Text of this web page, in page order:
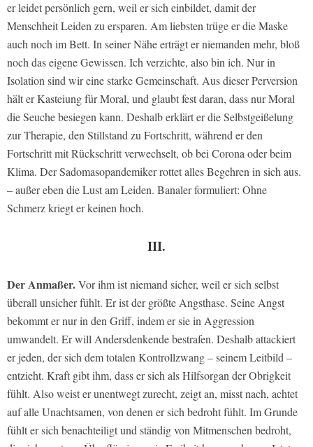
er leidet persönlich gern, weil er sich einbildet, damit der
Menschheit Leiden zu ersparen. Am liebsten trüge er die Maske
auch noch im Bett. In seiner Nähe erträgt er niemanden mehr, bloß
noch das eigene Gewissen. Ich verzichte, also bin ich. Nur in
Isolation sind wir eine starke Gemeinschaft. Aus dieser Perversion
hält er Kasteiung für Moral, und glaubt fest daran, dass nur Moral
die Seuche besiegen kann. Deshalb erklärt er die Selbstgeißelung
zur Therapie, den Stillstand zu Fortschritt, während er den
Fortschritt mit Rückschritt verwechselt, ob bei Corona oder beim
Klima. Der Sadomasopandemiker rottet alles Begehren in sich aus.
– außer eben die Lust am Leiden. Banaler formuliert: Ohne
Schmerz kriegt er keinen hoch.
III.
Der Anmaßer.Vor ihm ist niemand sicher, weil er sich selbst
überall unsicher fühlt. Er ist der größte Angsthase. Seine Angst
bekommt er nur in den Griff, indem er sie in Aggression
umwandelt. Er will Andersdenkende bestrafen. Deshalb attackiert
er jeden, der sich dem totalen Kontrollzwang – seinem Leitbild –
entzieht. Kraft gibt ihm, dass er sich als Hilfsorgan der Obrigkeit
fühlt. Also weist er unentwegt zurecht, zeigt an, misst nach, achtet
auf alle Unachtsamen, von denen er sich bedroht fühlt. Im Grunde
fühlt er sich benachteiligt und ständig von Mitmenschen bedroht,